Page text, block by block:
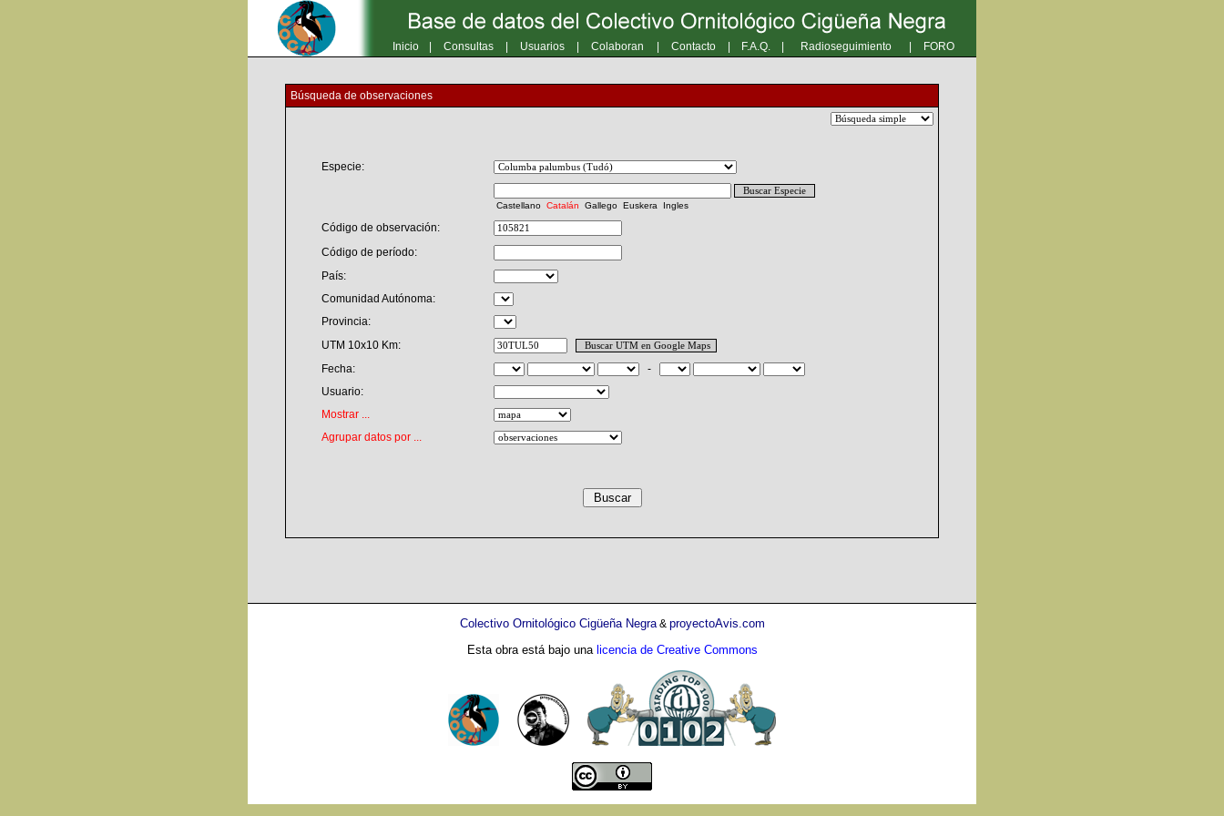
Inicio Consultas Usuarios Colaboran Contacto F.A.Q. Radioseguimiento FORO
Búsqueda de observaciones
Especie:
Castellano Catalán Gallego Euskera Ingles
Código de observación:
Código de período:
País:
Comunidad Autónoma:
Provincia:
UTM 10x10 Km:
Fecha:
-
Usuario:
Mostrar ...
Agrupar datos por ...
Colectivo Ornitológico Cigüeña Negra& proyectoAvis.com
Esta obra está bajo una licencia de Creative Commons